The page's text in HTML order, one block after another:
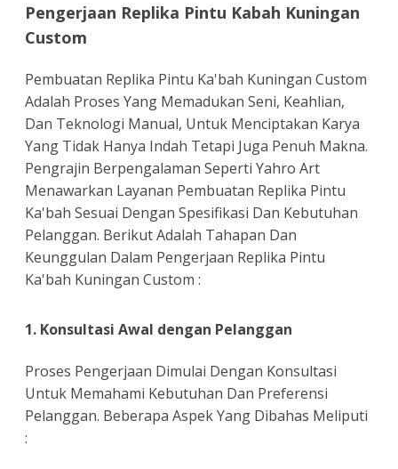
Pengerjaan Replika Pintu Kabah Kuningan
Custom
Pembuatan Replika Pintu Ka'bah Kuningan Custom
Adalah Proses Yang Memadukan Seni, Keahlian,
Dan Teknologi Manual, Untuk Menciptakan Karya
Yang Tidak Hanya Indah Tetapi Juga Penuh Makna.
Pengrajin Berpengalaman Seperti Yahro Art
Menawarkan Layanan Pembuatan Replika Pintu
Ka'bah Sesuai Dengan Spesifikasi Dan Kebutuhan
Pelanggan. Berikut Adalah Tahapan Dan
Keunggulan Dalam Pengerjaan Replika Pintu
Ka'bah Kuningan Custom :
1. Konsultasi Awal dengan Pelanggan
Proses Pengerjaan Dimulai Dengan Konsultasi
Untuk Memahami Kebutuhan Dan Preferensi
Pelanggan. Beberapa Aspek Yang Dibahas Meliputi
: